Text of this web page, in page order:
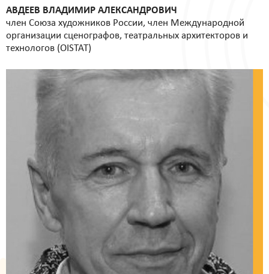
АВДЕЕВ ВЛАДИМИР АЛЕКСАНДРОВИЧ
член Союза художников России, член Международной
организации сценографов, театральных архитекторов и
технологов (OISTAT)